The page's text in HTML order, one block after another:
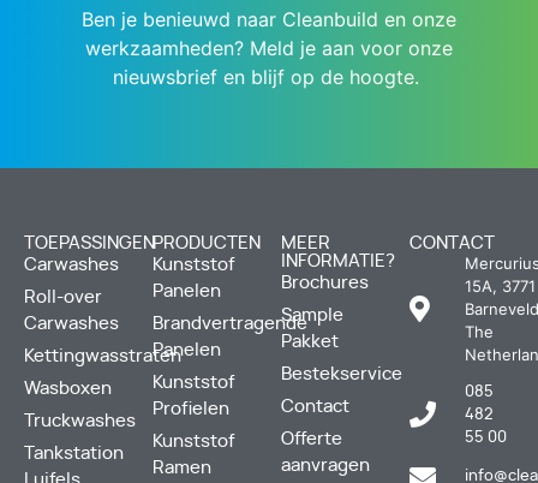
Ben je benieuwd naar Cleanbuild en onze
werkzaamheden? Meld je aan voor onze
nieuwsbrief en blijf op de hoogte.
TOEPASSINGEN
Carwashes
Roll-over
Carwashes
Kettingwasstraten
Wasboxen
Truckwashes
Tankstation
PRODUCTEN
Kunststof
Panelen
Brandvertragende
Panelen
Kunststof
Profielen
Kunststof
Ramen
MEER
INFORMATIE?
Brochures
Sample
Pakket
Bestekservice
Contact
Offerte
aanvragen
CONTACT
15A,
The
085
482
55 00